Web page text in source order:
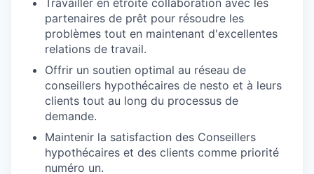
Travailler en étroite collaboration avec les
partenaires de prêt pour résoudre les
problèmes tout en maintenant d'excellentes
relations de travail.
Offrir un soutien optimal au réseau de
conseillers hypothécaires de nesto et à leurs
clients tout au long du processus de
demande.
Maintenir la satisfaction des Conseillers
hypothécaires et des clients comme priorité
numéro un.